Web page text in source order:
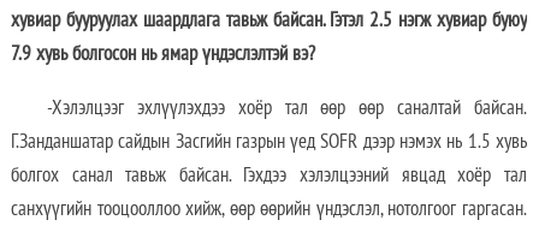
хувиар бууруулах шаардлага тавьж байсан. Гэтэл 2.5 нэгж хувиар буюу
7.9 хувь болгосон нь ямар үндэслэлтэй вэ?
-Хэлэлцээг эхлүүлэхдээ хоёр тал өөр өөр саналтай байсан.
Г.Занданшатар сайдын Засгийн газрын үед SOFR дээр нэмэх нь 1.5 хувь
болгох санал тавьж байсан. Гэхдээ хэлэлцээний явцад хоёр тал
санхүүгийн тооцооллоо хийж, өөр өөрийн үндэслэл, нотолгоог гаргасан.